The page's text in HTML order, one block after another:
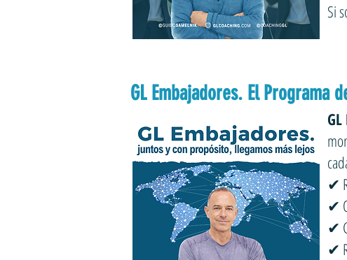
Si
GL Embajadores. El Programa
✔
✔
✔
✔